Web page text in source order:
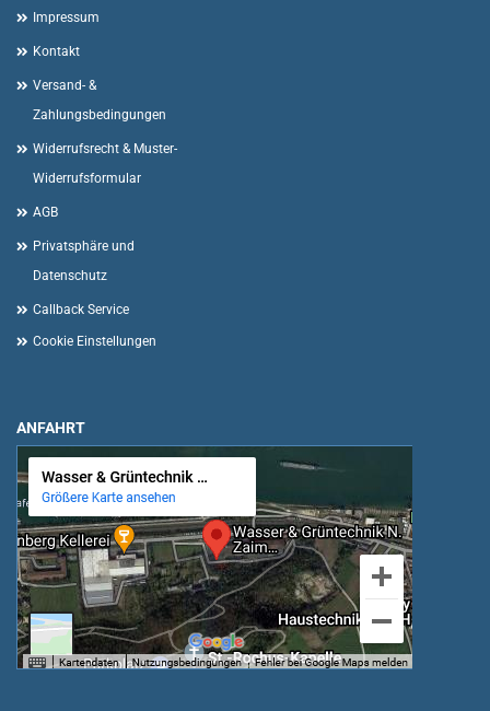
Impressum
Kontakt
Versand- &
Zahlungsbedingungen
Widerrufsrecht & Muster-
Widerrufsformular
AGB
Privatsphäre und
Datenschutz
Callback Service
Cookie Einstellungen
ANFAHRT